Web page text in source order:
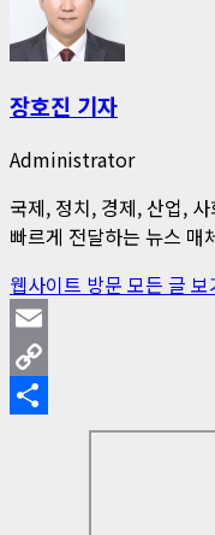
장호진 기자
Administrator
국제, 정치, 경제, 산업,
빠르게 전달하는 뉴스 매
웹사이트 방문 모든 글 보
Email
Copy